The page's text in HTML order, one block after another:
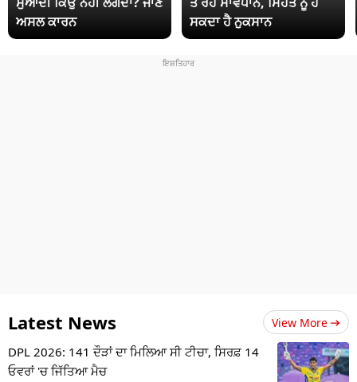
ਅਸਲ ਕਾਰਨ
ਸਕਦਾ ਹੈ ਨੁਕਸਾਨ
Latest News View More
DPL 2026: 141 ਦੌੜਾਂ ਦਾ ਮਿਲਿਆ ਸੀ ਟੀਚਾ, ਸਿਰਫ਼ 14
ਓਵਰਾਂ 'ਚ ਜਿੱਤਿਆ ਮੈਚ